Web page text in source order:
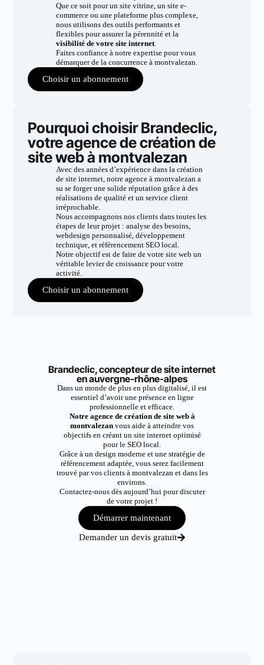
Que ce soit pour un site vitrine, un site e-
commerce ou une plateforme plus complexe,
nous utilisons des outils performants et
flexibles pour assurer la pérennité et la
visibilité de votre site internet.
Faites confiance à notre expertise pour vous
démarquer de la concurrence à montvalezan.
Choisir un abonnement
Pourquoi choisir Brandeclic,
votre agence de création de
site web à montvalezan
Avec des années d’expérience dans la création
de site internet, notre agence à montvalezan a
su se forger une solide réputation grâce à des
réalisations de qualité et un service client
irréprochable.
Nous accompagnons nos clients dans toutes les
étapes de leur projet : analyse des besoins,
webdesign personnalisé, développement
technique, et référencement SEO local.
Notre objectif est de faire de votre site web un
véritable levier de croissance pour votre
activité.
Choisir un abonnement
Brandeclic, concepteur de site internet
en auvergne-rhône-alpes
Dans un monde de plus en plus digitalisé, il est
essentiel d’avoir une présence en ligne
professionnelle et efficace.
Notre agence de création de site web à
montvalezan vous aide à atteindre vos
objectifs en créant un site internet optimisé
pour le SEO local.
Grâce à un design moderne et une stratégie de
référencement adaptée, vous serez facilement
trouvé par vos clients à montvalezan et dans les
environs.
Contactez-nous dès aujourd’hui pour discuter
de votre projet !
Démarrer maintenant
Demander un devis gratuit